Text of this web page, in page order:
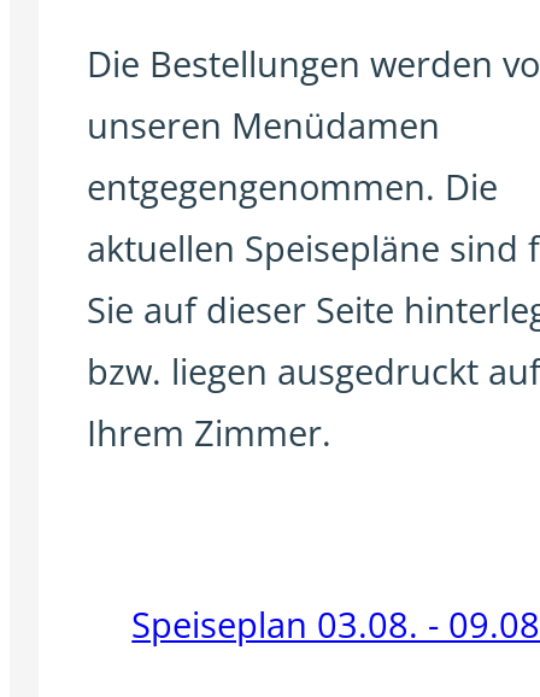
Die Bestellungen werden
unseren Menüdamen
entgegengenommen. Die
aktuellen Speisepläne sind
Sie auf dieser Seite
bzw. liegen ausgedruckt auf
Ihrem Zimmer.
Speiseplan 03.08. -